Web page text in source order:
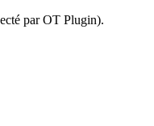
par OT Plugin).